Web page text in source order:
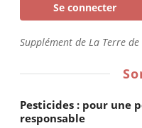
Se connecter
Supplément de La Terre de
Pesticides : pour une
responsable